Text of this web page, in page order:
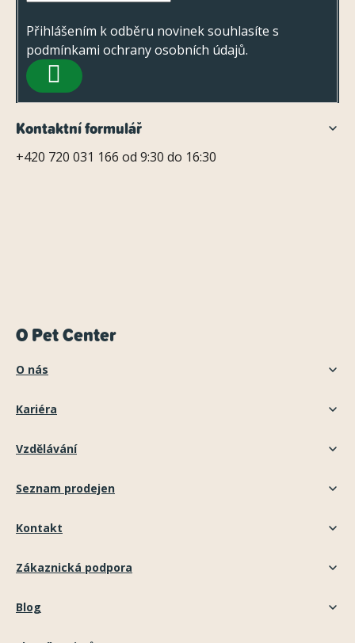
Přihlášením k odběru novinek souhlasíte s
podmínkami ochrany osobních údajů.
PŘIHLÁSIT
Kontaktní formulář
+420 720 031 166 od 9:30 do 16:30
O Pet Center
O nás
Kariéra
Vzdělávání
Seznam prodejen
Kontakt
Zákaznická podpora
Blog